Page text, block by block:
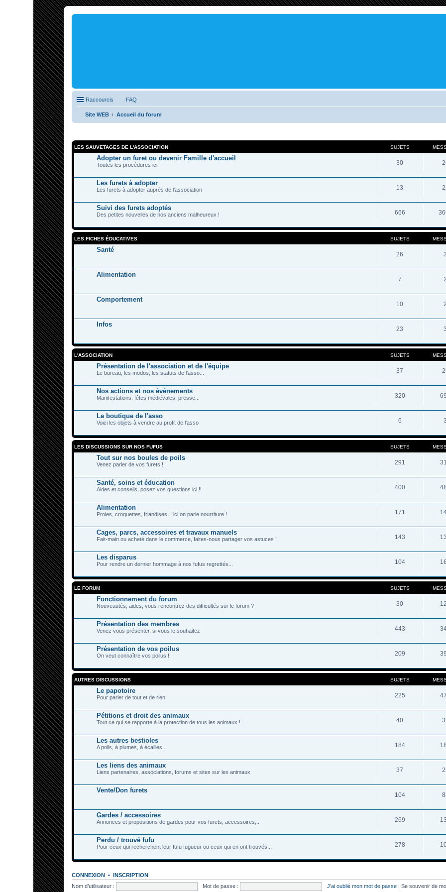
Raccourcis FAQ
Site WEB Accueil du forum
LES SAUVETAGES DE L'ASSOCIATION SUJETS
Adopter un furet ou devenir Famille d'accueil
Toutes les procédures ici 30
Les furets à adopter
Les furets à adopter auprès de l'association 13
Suivi des furets adoptés
Des petites nouvelles de nos anciens malheureux ! 666
LES FICHES ÉDUCATIVES SUJETS
Santé
26
Alimentation
7
Comportement
10
Infos
23
L'ASSOCIATION SUJETS
Présentation de l'association et de l'équipe
Le bureau, les modos, les statuts de l'asso... 37
Nos actions et nos événements
Manifestations, fêtes médiévales, presse... 320
La boutique de l'asso
Voici les objets à vendre au profit de l'asso 6
LES DISCUSSIONS SUR NOS FUFUS SUJETS
Tout sur nos boules de poils
Venez parler de vos furets !! 291
Santé, soins et éducation
Aides et conseils, posez vos questions ici !! 400
Alimentation
Proies, croquettes, friandises... ici on parle nourriture ! 171
Cages, parcs, accessoires et travaux manuels
Fait-main ou acheté dans le commerce, faites-nous partager vos astuces ! 143
Les disparus
Pour rendre un dernier hommage à nos fufus regrettés... 104
LE FORUM SUJETS
Fonctionnement du forum
Nouveautés, aides, vous rencontrez des difficultés sur le forum ? 30
Présentation des membres
Venez vous présenter, si vous le souhaitez 443
Présentation de vos poilus
On veut connaître vos poilus ! 209
AUTRES DISCUSSIONS SUJETS
Le papotoire
Pour parler de tout et de rien 225
Pétitions et droit des animaux
Tout ce qui se rapporte à la protection de tous les animaux ! 40
Les autres bestioles
A poils, à plumes, à écailles... 184
Les liens des animaux
Liens partenaires, associations, forums et sites sur les animaux 37
Vente/Don furets
104
Gardes / accessoires
Annonces et propositions de gardes pour vos furets, accessoires,.. 269
Perdu / trouvé fufu
Pour ceux qui recherchent leur fufu fugueur ou ceux qui en ont trouvés... 278
CONNEXION• INSCRIPTION
Nom d’utilisateur :
Mot de passe : J’ai oublié mon mot de passe | Se souvenir de